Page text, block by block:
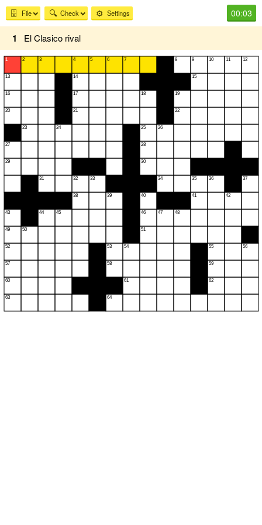
🗄️ File 🔍 Check ⚙️ Settings 00:03
1 El Clasico rival